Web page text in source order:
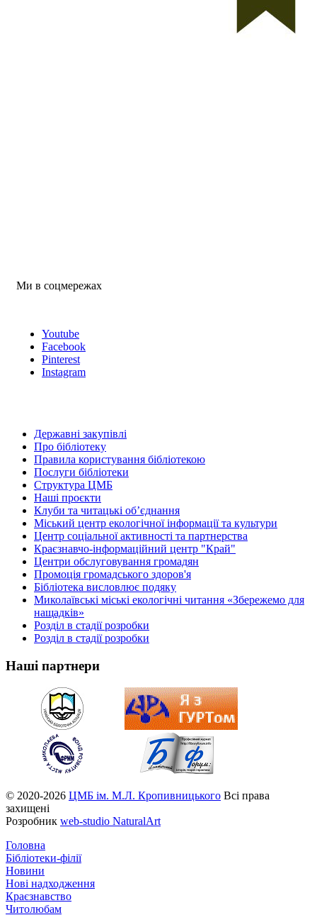
Ми в соцмережах
Youtube
Facebook
Pinterest
Instagram
Державні закупівлі
Про бібліотеку
Правила користування бібліотекою
Послуги бібліотеки
Структура ЦМБ
Наші проєкти
Клуби та читацькі об’єднання
Міський центр екологічної інформації та культури
Центр соціальної активності та партнерства
Краєзнавчо-інформаційний центр "Край"
Центри обслуговування громадян
Промоція громадського здоров'я
Бібліотека висловлює подяку
Миколаївські міські екологічні читання «Збережемо для
нащадків»
Розділ в стадії розробки
Розділ в стадії розробки
Наші партнери
© 2020-2026 ЦМБ ім. М.Л. Кропивницького Всі права
захищені
Розробник web-studio NaturalArt
Головна
Бібліотеки-філії
Новини
Нові надходження
Краєзнавство
Читолюбам